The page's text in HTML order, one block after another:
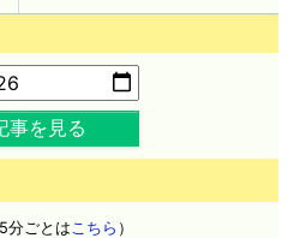
事を見る
分ごとは こちら ）